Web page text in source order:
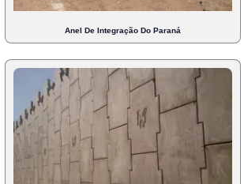
Anel De Integração Do Paraná